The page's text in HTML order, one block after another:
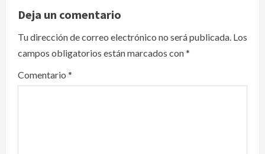
v
i
g
a
Deja un comentario
Tu dirección de correo electrónico no será publicada. Los
campos obligatorios están marcados con*
Comentario *